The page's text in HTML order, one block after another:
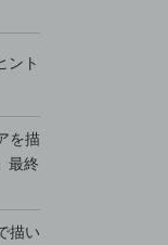
ント
を描
最終
描い